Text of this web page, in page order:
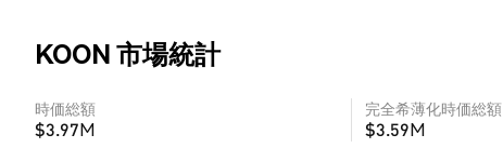
KOON 市場統計
時価総額
$3.97M
完全希薄化時価総額
$3.59M